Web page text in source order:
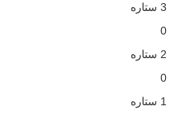
3 ستاره
0
2 ستاره
0
1 ستاره